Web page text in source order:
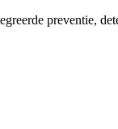
preventie,